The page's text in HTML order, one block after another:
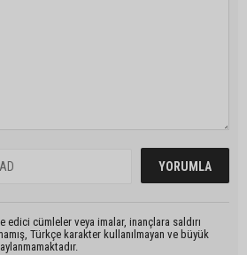
edici cümleler veya imalar, inançlara saldırı
Türkçe karakter kullanılmayan ve büyük